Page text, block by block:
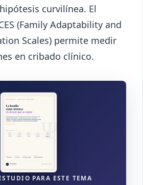
curvilínea. El
(Family Adaptability and
Scales) permite medir
en cribado clínico.
PARA ESTE TEMA